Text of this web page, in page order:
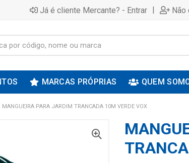
Já é cliente Mercante? - Entrar | Não
MARCAS PRÓPRIAS QUEM
MANGUEIRA PARA JARDIM TRANCADA 10M VERDE VOX